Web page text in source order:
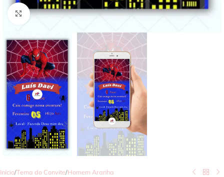
Clique para ampliar
Início/Tema do Convite/Homem Aranha